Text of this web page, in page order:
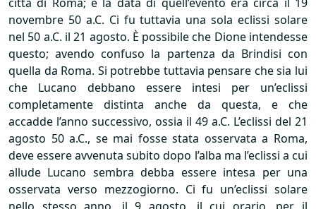
novembre 50 a.C. Ci fu tuttavia una sola eclissi solare
nel 50 a.C. il 21 agosto. È possibile che Dione intendesse
questo; avendo confuso la partenza da Brindisi con
quella da Roma. Si potrebbe tuttavia pensare che sia lui
che Lucano debbano essere intesi per un’eclissi
completamente distinta anche da questa, e che
accadde l’anno successivo, ossia il 49 a.C. L’eclissi del 21
agosto 50 a.C., se mai fosse stata osservata a Roma,
deve essere avvenuta subito dopo l’alba ma l’eclissi a cui
allude Lucano sembra debba essere intesa per una
osservata verso mezzogiorno. Ci fu un’eclissi solare